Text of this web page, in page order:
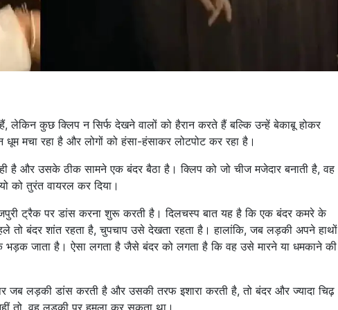
लेकिन कुछ क्लिप न सिर्फ देखने वालों को हैरान करते हैं बल्कि उन्हें बेकाबू होकर
धूम मचा रहा है और लोगों को हंसा-हंसाकर लोटपोट कर रहा है।
है और उसके ठीक सामने एक बंदर बैठा है। क्लिप को जो चीज मजेदार बनाती है, वह
को तुरंत वायरल कर दिया।
ट्रैक पर डांस करना शुरू करती है। दिलचस्प बात यह है कि एक बंदर कमरे के
तो बंदर शांत रहता है, चुपचाप उसे देखता रहता है। हालांकि, जब लड़की अपने हाथों
जाता है। ऐसा लगता है जैसे बंदर को लगता है कि वह उसे मारने या धमकाने की
जब लड़की डांस करती है और उसकी तरफ इशारा करती है, तो बंदर और ज्यादा चिढ़
तो, वह लड़की पर हमला कर सकता था।